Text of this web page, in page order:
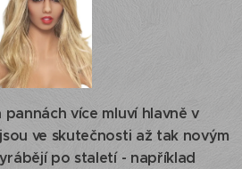
více mluví hlavně v
ve skutečnosti až tak novým
po staletí - například